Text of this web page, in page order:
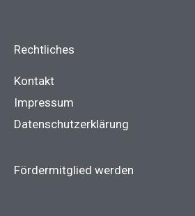
Rechtliches
Kontakt
Impressum
Datenschutzerklärung
Fördermitglied werden